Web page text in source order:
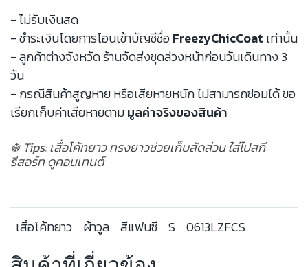
- ไม่รับเงินสด
- ชำระเงินโดยการโอนเข้าบัญชีชื่อFreezyChicCoat เท่านั้น
- ลูกค้าต่างจังหวัด ร้านจัดส่งชุดล่วงหน้าก่อนวันเดินทาง 3
วัน
- กรณีสินค้าสูญหาย หรือเสียหายหนัก ไม่สามารถซ่อมได้ ขอ
เรียกเก็บค่าเสียหายตามมูลค่าจริงของสินค้า
❄️ Tips: เสื้อโค้ทยาว ทรงยาวช่วยเก็บสัดส่วน ใส่ไปสกี
รีสอร์ท ดูคอนเทนต์
เสื้อโค้ทยาว ผ้าวูล สีแฟนซี S 0613LZFCS